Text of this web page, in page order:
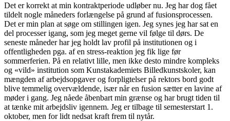
Det er korrekt at min kontraktperiode udløber nu. Jeg har dog fået
tildelt nogle måneders forlængelse på grund af fusionsprocessen.
Det er min plan at søge om stillingen igen. Jeg synes jeg har sat en
del processer igang, som jeg meget gerne vil følge til dørs. De
seneste måneder har jeg holdt lav profil på institutionen og i
offentligheden pga. af en stress-reaktion jeg fik lige før
sommerferien. På en relativt lille, men ikke desto mindre kompleks
og «vild» institution som Kunstakademiets Billedkunstskoler, kan
mængden af arbejdsopgaver og forpligtelser på rektors bord godt
blive temmelig overvældende, især når en fusion sætter en lavine af
møder i gang. Jeg nåede åbenbart min grænse og har brugt tiden til
at tænke mit arbejdsliv igennem. Jeg er tilbage til semesterstart 1.
oktober, men for lidt nedsat kraft frem til nytår.